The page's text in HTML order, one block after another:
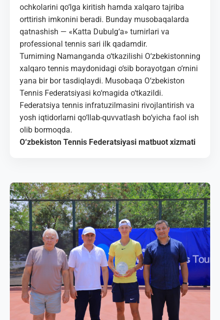
ochkolarini qo‘lga kiritish hamda xalqaro tajriba
orttirish imkonini beradi. Bunday musobaqalarda
qatnashish — «Katta Dubulg‘a» turnirlari va
professional tennis sari ilk qadamdir.
Turnirning Namanganda o‘tkazilishi O‘zbekistonning
xalqaro tennis maydonidagi o‘sib borayotgan o‘rnini
yana bir bor tasdiqlaydi. Musobaqa O‘zbekiston
Tennis Federatsiyasi ko‘magida o‘tkazildi.
Federatsiya tennis infratuzilmasini rivojlantirish va
yosh iqtidorlarni qo‘llab-quvvatlash bo‘yicha faol ish
olib bormoqda.
O‘zbekiston Tennis Federatsiyasi matbuot xizmati